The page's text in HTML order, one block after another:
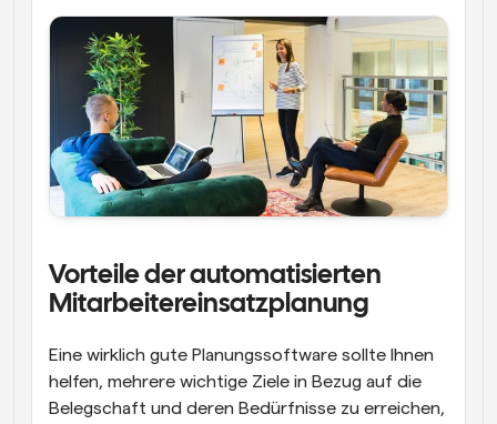
Vorteile der automatisierten
Mitarbeitereinsatzplanung
Eine wirklich gute Planungssoftware sollte Ihnen
helfen, mehrere wichtige Ziele in Bezug auf die
Belegschaft und deren Bedürfnisse zu erreichen,